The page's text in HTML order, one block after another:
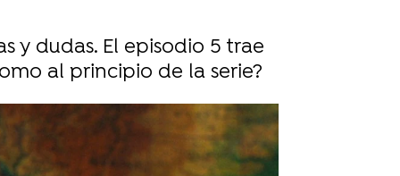
y dudas. El episodio 5 trae
al principio de la serie?